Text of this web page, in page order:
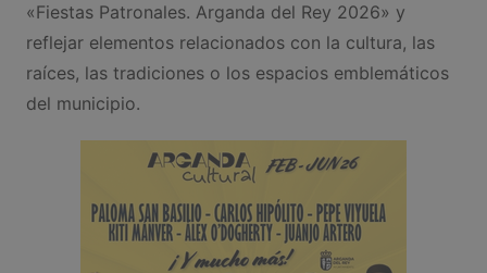
«Fiestas Patronales. Arganda del Rey 2026» y
reflejar elementos relacionados con la cultura, las
raíces, las tradiciones o los espacios emblemáticos
del municipio.